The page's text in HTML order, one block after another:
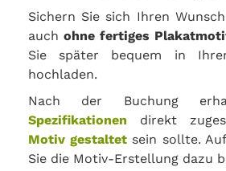
Sichern Sie sich Ihren
auch ohne fertiges
Sie später bequem in
hochladen.
Nach der Buchung
Spezifikationen direkt
Motiv gestaltet sein sollte.
Sie die Motiv-Erstellung dazu